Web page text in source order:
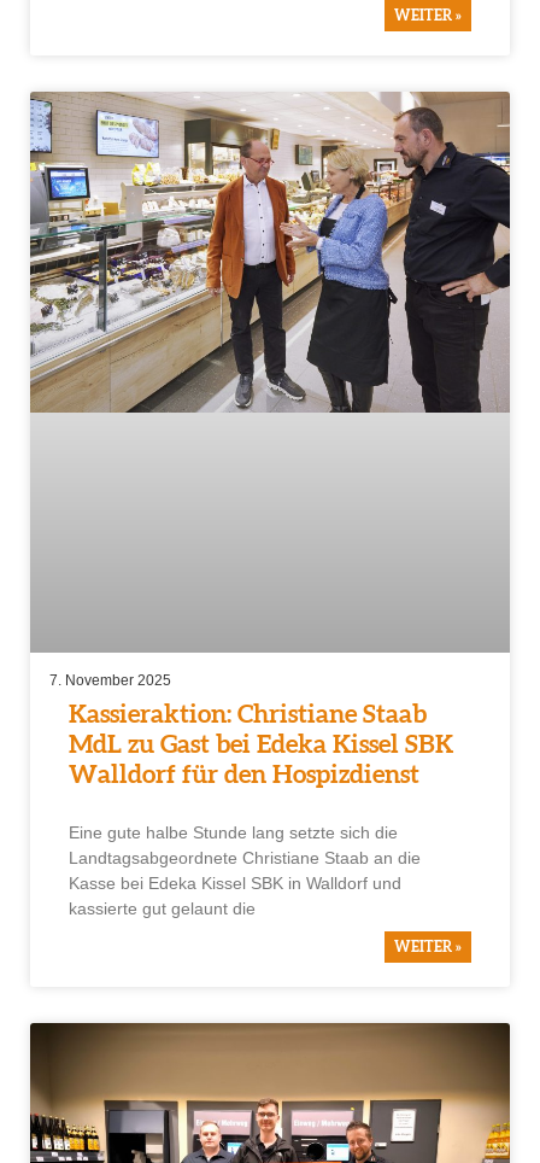
WEITER »
Kassieraktion: Christiane Staab
MdL zu Gast bei Edeka Kissel SBK
Walldorf für den Hospizdienst
Eine gute halbe Stunde lang setzte sich die
Landtagsabgeordnete Christiane Staab an die
Kasse bei Edeka Kissel SBK in Walldorf und
kassierte gut gelaunt die
WEITER »
7. November 2025